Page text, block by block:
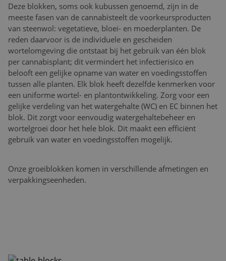
Deze blokken, soms ook kubussen genoemd, zijn in de
meeste fasen van de cannabis­teelt de voorkeursproducten
van steenwol: vegetatieve, bloei- en moederplanten. De
reden daarvoor is de individuele en gescheiden
wortelomgeving die ontstaat bij het gebruik van één blok
per cannabisplant; dit vermindert het infectierisico en
belooft een gelijke opname van water en voedingsstoffen
tussen alle planten. Elk blok heeft dezelfde kenmerken voor
een uniforme wortel- en plantontwikkeling. Zorg voor een
gelijke verdeling van het watergehalte (WC) en EC binnen het
blok. Dit zorgt voor eenvoudig watergehaltebeheer en
wortelgroei door het hele blok. Dit maakt een efficiënt
gebruik van water en voedingsstoffen mogelijk.
Onze groeiblokken komen in verschillende afmetingen en
verpakkingseenheden.